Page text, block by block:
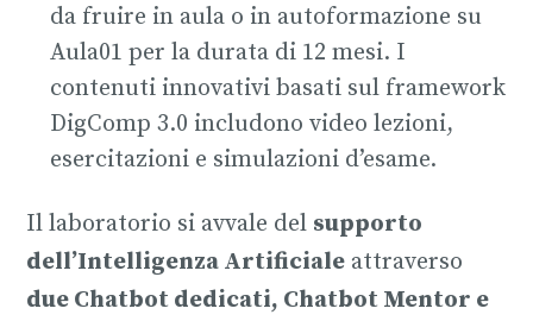
da fruire in aula o in autoformazione su
Aula01 per la durata di 12 mesi. I
contenuti innovativi basati sul framework
DigComp 3.0 includono video lezioni,
esercitazioni e simulazioni d’esame.
Il laboratorio si avvale del supporto
dell’Intelligenza Artificiale attraverso
due Chatbot dedicati, Chatbot Mentor e